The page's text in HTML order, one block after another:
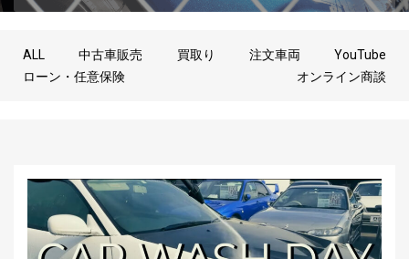
ALL 中古車販売 買取り 注文車両
YouTube
ローン・任意保険
オンライン商談